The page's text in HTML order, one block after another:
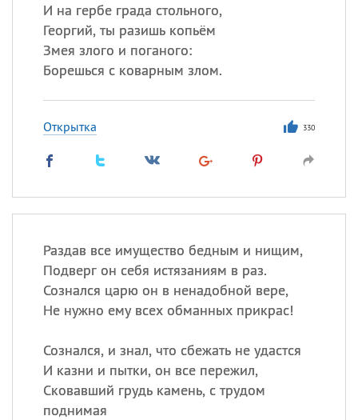
И на гербе града стольного,
Георгий, ты разишь копьём
Змея злого и поганого:
Борешься с коварным злом.
Открытка 330
Раздав все имущество бедным и нищим,
Подверг он себя истязаниям в раз.
Сознался царю он в ненадобной вере,
Не нужно ему всех обманных прикрас!
Сознался, и знал, что сбежать не удастся
И казни и пытки, он все пережил,
Сковавший грудь камень, с трудом
поднимая